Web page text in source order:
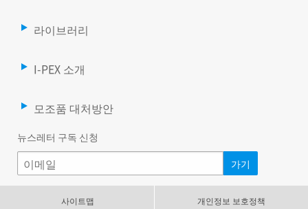
라이브러리
I-PEX 소개
모조품 대처방안
뉴스레터 구독 신청
사이트맵 개인정보 보호정책